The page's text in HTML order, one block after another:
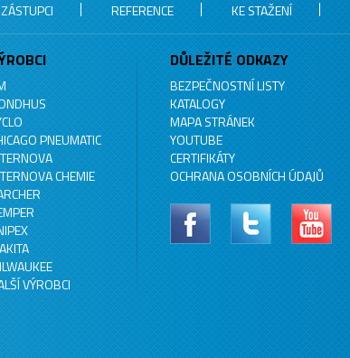
REFERENCE KE STAŽENÍ
PNEUMATIC
CHEMIE
VÝROBCI
DŮLEŽITÉ ODKAZY
BEZPEČNOSTNÍ LISTY
KATALOGY
MAPA STRÁNEK
YOUTUBE
CERTIFIKÁTY
OCHRANA OSOBNÍCH ÚDAJŮ